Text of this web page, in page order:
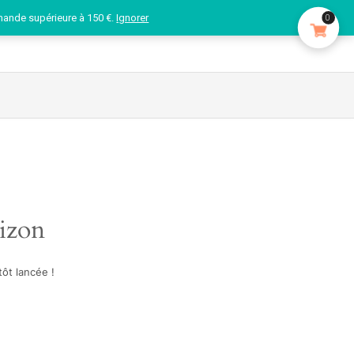
supérieure à 150 €.Ignorer
lancée !
0